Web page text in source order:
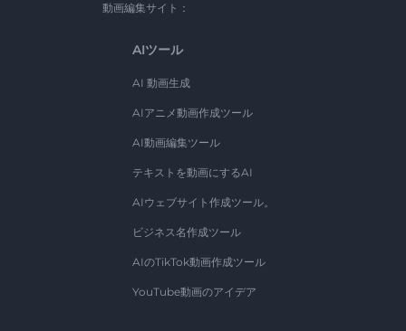
動画編集サイト：
AIツール
AI 動画生成
AIアニメ動画作成ツール
AI動画編集ツール
テキストを動画にするAI
AIウェブサイト作成ツール。
ビジネス名作成ツール
AIのTikTok動画作成ツール
YouTube動画のアイデア